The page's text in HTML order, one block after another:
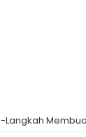
Langkah